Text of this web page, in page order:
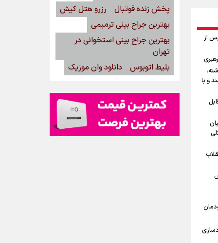
از
و با
پخش زنده فوتبال
رزرو هتل کیش
بهترین جراح بینی ترمیمی
بهترین جراح بینی استخوانی در
تهران
بلیط اتوبوس
دانلود وان موزیک